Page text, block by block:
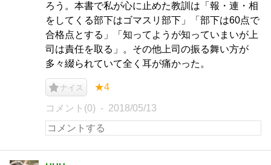
ろう。本書で私が心に止めた教訓は「報・連・相
をしてくる部下はゴマスリ部下」「部下は60点で
合格点とする」「知ってようが知っていまいが上
司は責任を取る」。その他上司の振る舞い方が
多々綴られていて全く耳が痛かった。
ナイス ★4
コメント(0) 2018/05/13